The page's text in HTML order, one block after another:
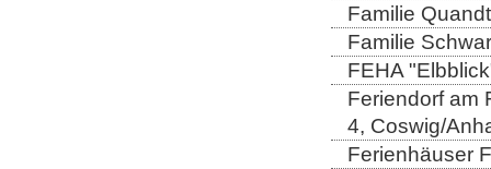
Familie
Familie
FEHA
Feriendorf am
4, Coswig/
Ferienhäuser